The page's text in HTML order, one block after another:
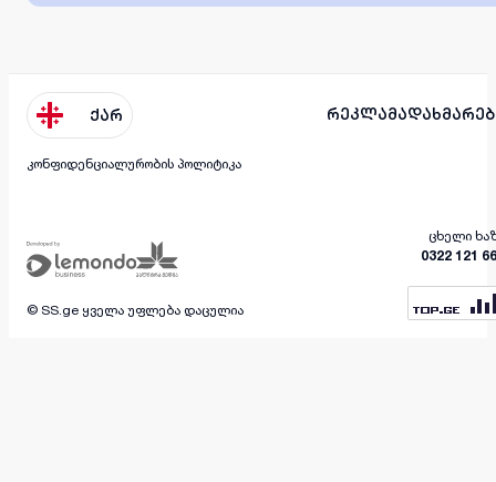
ქარ რეკლამა
კონფიდენციალურობის პოლიტიკა
ცხელი
0322 121
© SS.ge ყველა უფლება დაცულია